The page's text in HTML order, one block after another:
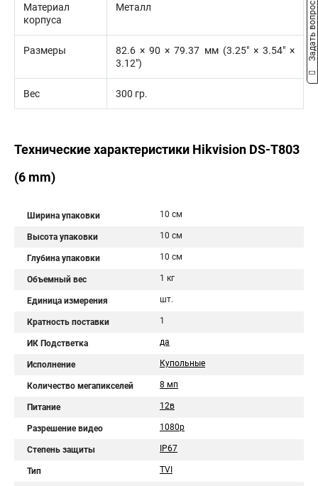
Материал
корпуса
Металл
Размеры
82.6 × 90 × 79.37 мм (3.25″ × 3.54″ ×
3.12″)
Вес 300 гр.
Технические характеристики Hikvision DS-T803
(6 mm)
Ширина упаковки 10 см
Высота упаковки 10 см
Глубина упаковки 10 см
Объемный вес 1 кг
Единица измерения шт.
Кратность поставки 1
ИК Подстветка да
Исполнение Купольные
Количество мегапикселей 8 мп
Питание 12в
Разрешение видео 1080p
Степень защиты IP67
Тип TVI
Задать вопрос